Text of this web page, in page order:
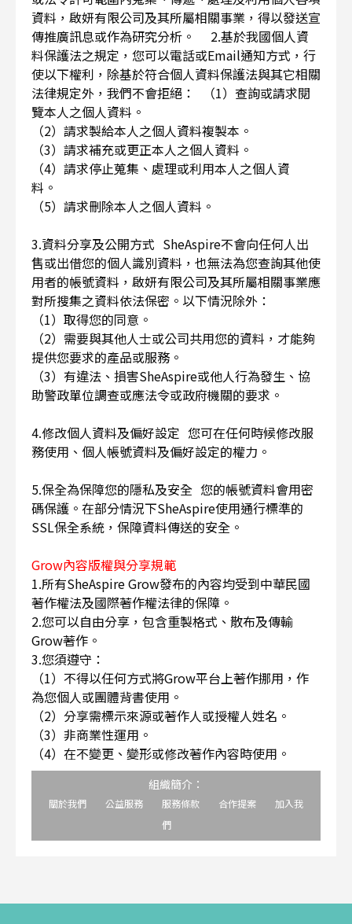
資料，啟妍有限公司及其所屬相關事業，得以發送宣
傳推廣訊息或作為研究分析。 2.基於我國個人資
料保護法之規定，您可以電話或Email通知方式，行
使以下權利，除基於符合個人資料保護法與其它相關
法律規定外，我們不會拒絕： （1）查詢或請求閱
覽本人之個人資料。
（2）請求製給本人之個人資料複製本。
（3）請求補充或更正本人之個人資料。
（4）請求停止蒐集、處理或利用本人之個人資
料。
（5）請求刪除本人之個人資料。
3.資料分享及公開方式 SheAspire不會向任何人出
售或出借您的個人識別資料，也無法為您查詢其他使
用者的帳號資料，啟妍有限公司及其所屬相關事業應
對所搜集之資料依法保密。以下情況除外：
（1）取得您的同意。
（2）需要與其他人士或公司共用您的資料，才能夠
提供您要求的產品或服務。
（3）有違法、損害SheAspire或他人行為發生、協
助警政單位調查或應法令或政府機關的要求。
4.修改個人資料及偏好設定 您可在任何時候修改服
務使用、個人帳號資料及偏好設定的權力。
5.保全為保障您的隱私及安全 您的帳號資料會用密
碼保護。在部分情況下SheAspire使用通行標準的
SSL保全系統，保障資料傳送的安全。
Grow內容版權與分享規範
1.所有SheAspire Grow發布的內容均受到中華民國
著作權法及國際著作權法律的保障。
2.您可以自由分享，包含重製格式、散布及傳輸
Grow著作。
3.您須遵守：
（1）不得以任何方式將Grow平台上著作挪用，作
為您個人或團體背書使用。
（2）分享需標示來源或著作人或授權人姓名。
（3）非商業性運用。
（4）在不變更、變形或修改著作內容時使用。
組織簡介：
關於我們 公益服務 服務條款 合作提案
加入我
們